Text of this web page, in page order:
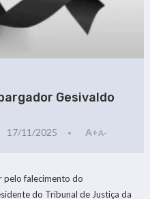
Gesivaldo
17/11/2025 A+A-
pelo falecimento do
do Tribunal de Justiça da